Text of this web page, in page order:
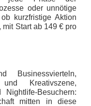
oder unnötige
kurzfristige Aktion
Start ab 149 € pro
Businessvierteln,
Kreativszene,
Besuchern:
mitten in diese